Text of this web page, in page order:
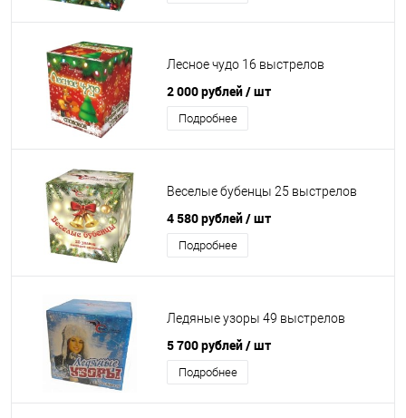
Лесное чудо 16 выстрелов
2 000 рублей/ шт
Подробнее
Веселые бубенцы 25 выстрелов
4 580 рублей/ шт
Подробнее
Ледяные узоры 49 выстрелов
5 700 рублей/ шт
Подробнее